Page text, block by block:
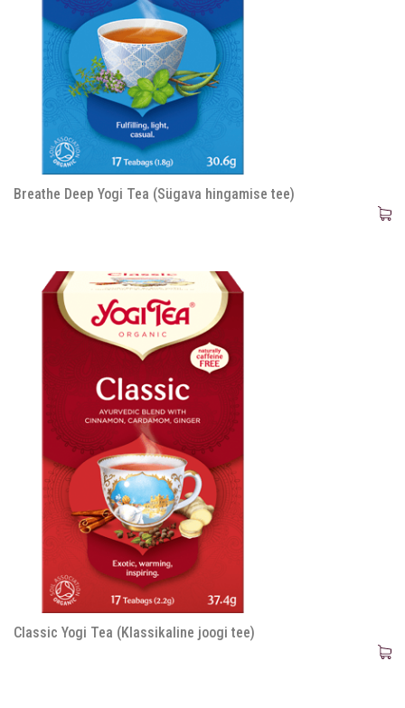
Breathe Deep Yogi Tea (Sügava hingamise tee)
Classic Yogi Tea (Klassikaline joogi tee)